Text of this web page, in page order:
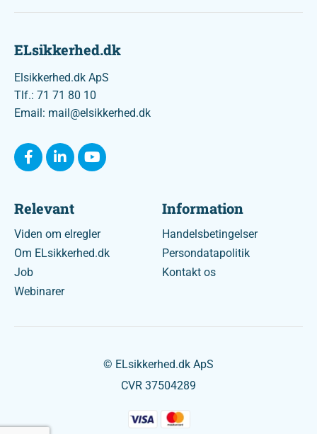
ELsikkerhed.dk
Elsikkerhed.dk ApS
Tlf.: 71 71 80 10
Email: mail@elsikkerhed.dk
Relevant
Viden om elregler
Om ELsikkerhed.dk
Job
Webinarer
Information
Handelsbetingelser
Persondatapolitik
Kontakt os
© ELsikkerhed.dk ApS
CVR 37504289